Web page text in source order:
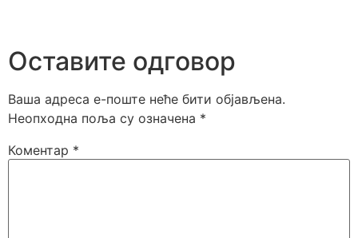
Оставите одговор
Ваша адреса е-поште неће бити објављена.
Неопходна поља су означена *
Коментар *